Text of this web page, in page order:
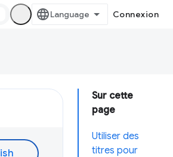
Connexion
Sur cette
page
Utiliser des
titres pour